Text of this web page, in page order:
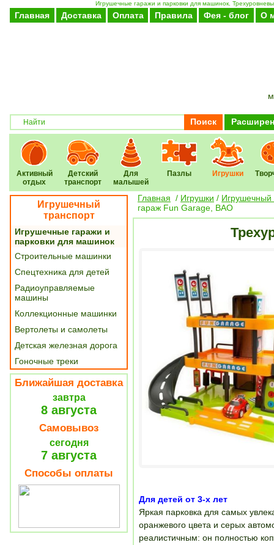
Игрушечные гаражи и парковки для машинок.
Главная Доставка Оплата Правила Фея - блог О
Поиск
Активный
отдых
Детский
транспорт
Для
малышей
Пазлы Игрушки
Игрушечный
транспорт
Игрушечные гаражи и
парковки для машинок
Строительные машинки
Спецтехника для детей
Радиоуправляемые
машины
Коллекционные машинки
Вертолеты и самолеты
Детская железная дорога
Гоночные треки
Ближайшая доставка
завтра
8 августа
Самовывоз
сегодня
7 августа
Способы оплаты
Главная / Игрушки / Игрушечный
гараж Fun Garage, BAO
Для детей от 3-х лет
Яркая парковка для самых
оранжевого цвета и серых
реалистичным: он полностью